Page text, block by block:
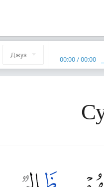
Джуз 00:00 /00:00